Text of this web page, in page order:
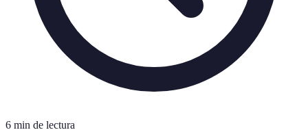
6 min de lectura